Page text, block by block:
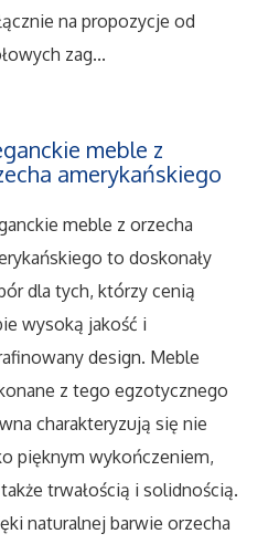
Uroda
Odchudzanie
na propozycje od
zag...
meble z
amerykańskiego
meble z orzecha
to doskonały
dla tych, którzy cenią
wysoką jakość i
design. Meble
z tego egzotycznego
charakteryzują się nie
pięknym wykończeniem,
trwałością i solidnością.
naturalnej barwie orzecha